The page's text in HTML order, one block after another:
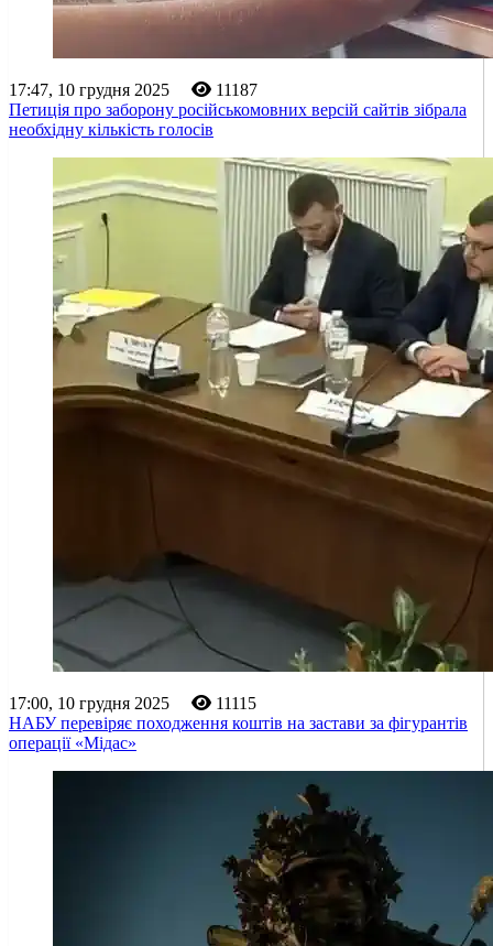
17:47, 10 грудня 2025
11187
Петиція про заборону російськомовних версій сайтів зібрала
необхідну кількість голосів
17:00, 10 грудня 2025
11115
НАБУ перевіряє походження коштів на застави за фігурантів
операції «Мідас»